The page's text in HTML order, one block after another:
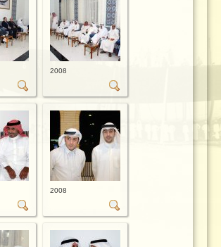
2008
2008